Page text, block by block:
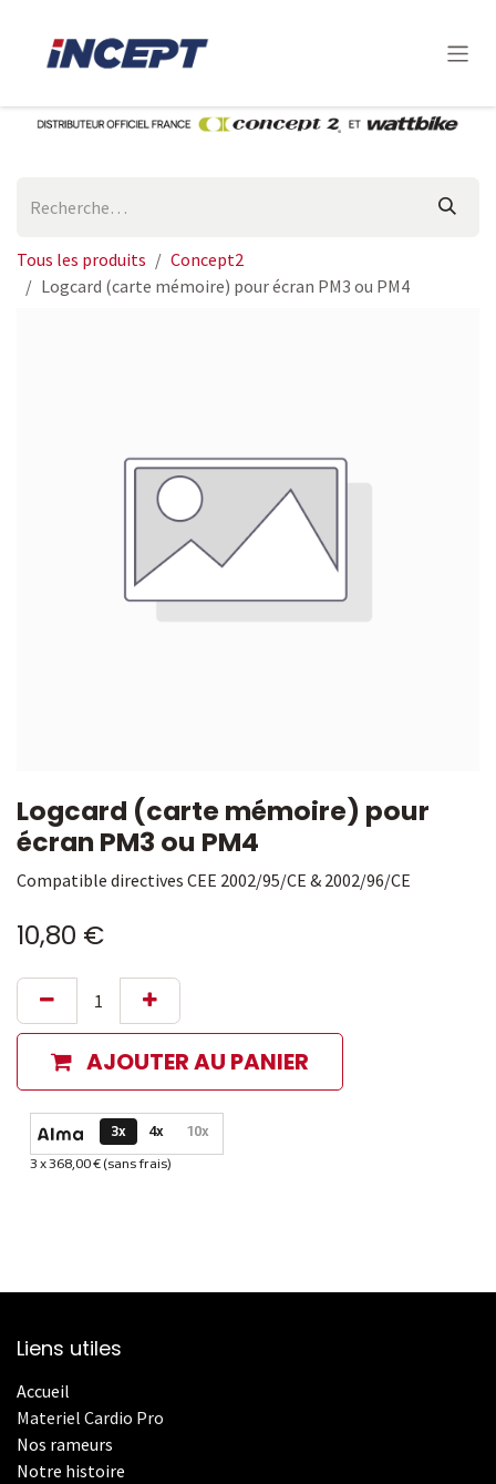
Tous les produits
Concept2
Logcard (carte mémoire) pour écran PM3 ou PM4
Logcard (carte mémoire) pour
écran PM3 ou PM4
Compatible directives CEE 2002/95/CE & 2002/96/CE
10,80 €
AJOUTER AU PANIER
Options de paiement disponibles
3x 4x 10x
Informations sur le plan de paiement sélectionné
3 x 368,00 € (sans frais)
Liens utiles
Accueil
Materiel Cardio Pro
Nos rameurs
Notre histoire